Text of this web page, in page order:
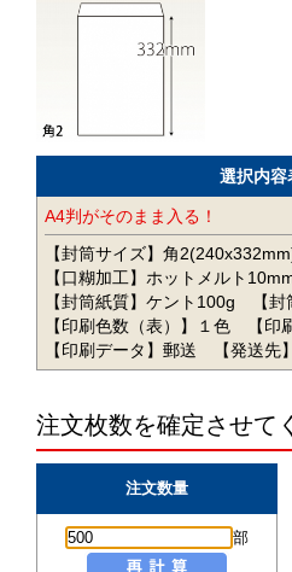
選択内容
A4判がそのまま入る！
【封筒サイズ】角
【口糊加工】ホットメルト
【封筒紙質】ケント100g
【
【印刷色数（表）】１色
【
【印刷データ】郵送
【発送先
注文枚数を確定させて
注文数量
部